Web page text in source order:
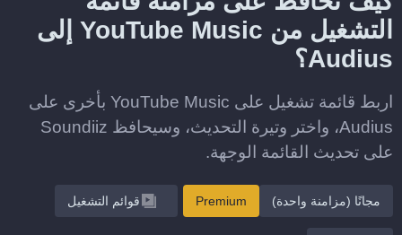
التشغيل من YouTube Music إلى
Audius؟
اربط قائمة تشغيل على YouTube Music بأخرى على
Audius، واختر وتيرة التحديث، وسيحافظ Soundiiz
على تحديث القائمة الوجهة.
مجانًا (مزامنة واحدة) Premium قوائم التشغيل